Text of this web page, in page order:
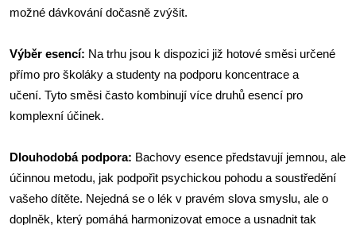
možné dávkování dočasně zvýšit.
Výběr esencí: Na trhu jsou k dispozici již hotové směsi určené
přímo pro školáky a studenty na podporu koncentrace a
učení. Tyto směsi často kombinují více druhů esencí pro
komplexní účinek.
Dlouhodobá podpora: Bachovy esence představují jemnou, ale
účinnou metodu, jak podpořit psychickou pohodu a soustředění
vašeho dítěte. Nejedná se o lék v pravém slova smyslu, ale o
doplněk, který pomáhá harmonizovat emoce a usnadnit tak